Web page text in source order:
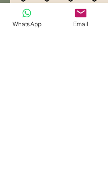
WhatsApp Email